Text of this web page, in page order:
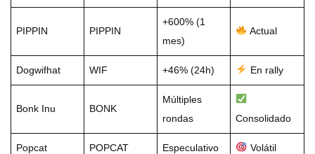
PIPPIN PIPPIN
+600% (1
mes)
Actual
Dogwifhat WIF +46% (24h) En rally
Bonk Inu BONK
Múltiples
rondas
Consolidado
Popcat POPCAT Especulativo Volátil